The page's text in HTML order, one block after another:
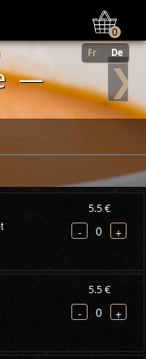
0
Fr De
— ❯
5.5 €
- 0 +
5.5 €
- 0 +